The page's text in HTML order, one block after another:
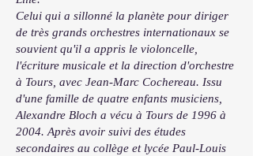
Celui qui a sillonné la planète pour diriger
de très grands orchestres internationaux se
souvient qu'il a appris le violoncelle,
l'écriture musicale et la direction d'orchestre
à Tours, avec Jean-Marc Cochereau. Issu
d'une famille de quatre enfants musiciens,
Alexandre Bloch a vécu à Tours de 1996 à
2004. Après avoir suivi des études
secondaires au collège et lycée Paul-Louis